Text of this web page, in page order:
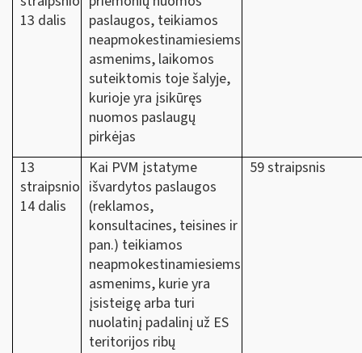
13 dalis
paslaugos, teikiamos
neapmokestinamiesiems
asmenims, laikomos
suteiktomis toje šalyje,
kurioje yra įsikūręs
nuomos paslaugų
pirkėjas
13
straipsnio
14 dalis
Kai PVM įstatyme
išvardytos paslaugos
(reklamos,
konsultacines, teisines ir
pan.) teikiamos
neapmokestinamiesiems
asmenims, kurie yra
įsisteigę arba turi
nuolatinį padalinį už ES
teritorijos ribų
59 straipsnis